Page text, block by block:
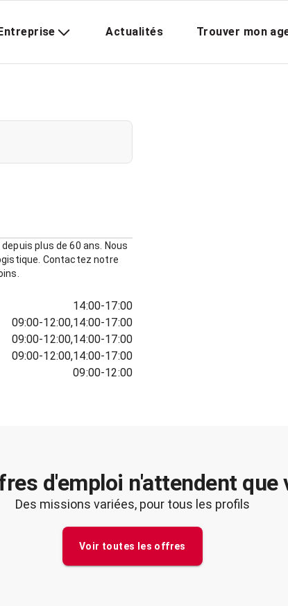
Actualités Trouver mon
plus de 60 ans. Nous
Contactez notre
14:00-17:00
09:00-12:00,14:00-17:00
09:00-12:00,14:00-17:00
09:00-12:00,14:00-17:00
09:00-12:00
d'emploi n'attendent que
Des missions variées, pour tous les profils
Voir toutes les offres